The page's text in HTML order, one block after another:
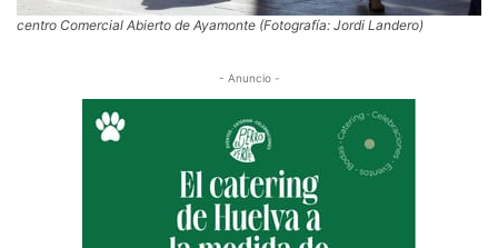
centro Comercial Abierto de Ayamonte (Fotografía: Jordi Landero)
- Anuncio -